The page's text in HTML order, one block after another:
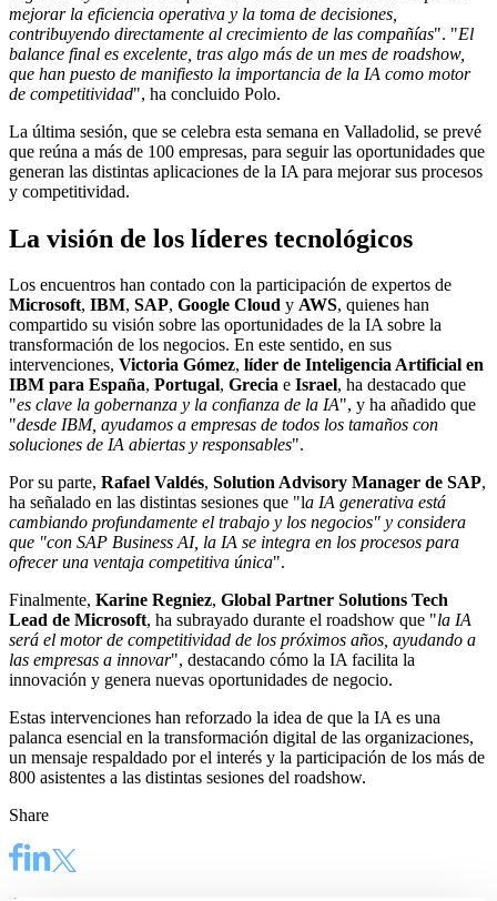
mejorar la eficiencia operativa y la toma de decisiones,
contribuyendo directamente al crecimiento de las compañías". "El
balance final es excelente, tras algo más de un mes de roadshow,
que han puesto de manifiesto la importancia de la IA como motor
de competitividad", ha concluido Polo.
La última sesión, que se celebra esta semana en Valladolid, se prevé
que reúna a más de 100 empresas, para seguir las oportunidades que
generan las distintas aplicaciones de la IA para mejorar sus procesos
y competitividad.
La visión de los líderes tecnológicos
Los encuentros han contado con la participación de expertos de
Microsoft, IBM, SAP, Google Cloud y AWS, quienes han
compartido su visión sobre las oportunidades de la IA sobre la
transformación de los negocios. En este sentido, en sus
intervenciones, Victoria Gómez, líder de Inteligencia Artificial en
IBM para España, Portugal, Grecia e Israel, ha destacado que
"es clave la gobernanza y la confianza de la IA", y ha añadido que
"desde IBM, ayudamos a empresas de todos los tamaños con
soluciones de IA abiertas y responsables".
Por su parte, Rafael Valdés, Solution Advisory Manager de SAP,
ha señalado en las distintas sesiones que "la IA generativa está
cambiando profundamente el trabajo y los negocios" y considera
que "con SAP Business AI, la IA se integra en los procesos para
ofrecer una ventaja competitiva única".
Finalmente, Karine Regniez, Global Partner Solutions Tech
Lead de Microsoft, ha subrayado durante el roadshow que "la IA
será el motor de competitividad de los próximos años, ayudando a
las empresas a innovar", destacando cómo la IA facilita la
innovación y genera nuevas oportunidades de negocio.
Estas intervenciones han reforzado la idea de que la IA es una
palanca esencial en la transformación digital de las organizaciones,
un mensaje respaldado por el interés y la participación de los más de
800 asistentes a las distintas sesiones del roadshow.
Share